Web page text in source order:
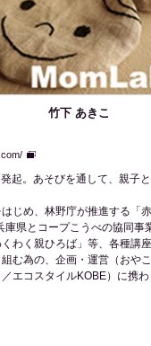
竹下 あきこ
起。あそびを通して、親子
はじめ、林野庁が推進する「
庫県とコープこうべの協同事
わく親ひろば」等、各種講
む為の、企画・運営（おや
エコスタイルKOBE）に携わ